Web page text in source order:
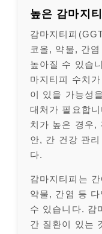
높은 감마지
감마지티피
코올, 약물, 간
높아질 수 있습
마지티피 수치
이 있을 가능성
대처가 필요합
치가 높은 경우,
안, 간 건강 관
다.
감마지티피는
약물, 간염 등
수 있습니다. 감
간 질환이 있는